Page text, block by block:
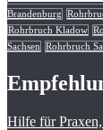
Brandenburg
Rohrbruch Kladow
Sachsen
Rohrbruch
Hilfe für